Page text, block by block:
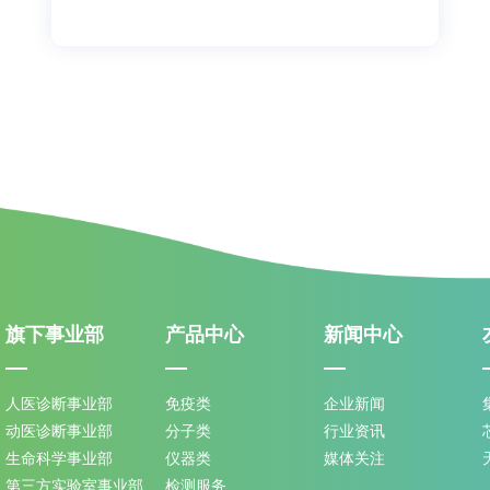
旗下事业部
人医诊断事业部
动医诊断事业部
生命科学事业部
第三方实验室事业部
产品中心
免疫类
分子类
仪器类
检测服务
新闻中心
企业新闻
行业资讯
媒体关注